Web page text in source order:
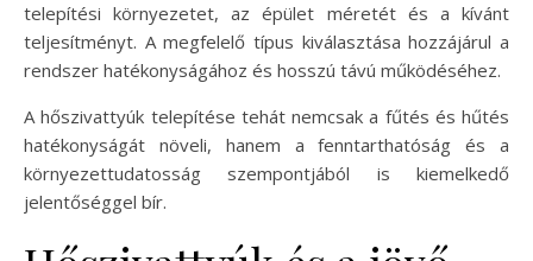
telepítési környezetet, az épület méretét és a kívánt
teljesítményt. A megfelelő típus kiválasztása hozzájárul a
rendszer hatékonyságához és hosszú távú működéséhez.
A hőszivattyúk telepítése tehát nemcsak a fűtés és hűtés
hatékonyságát növeli, hanem a fenntarthatóság és a
környezettudatosság szempontjából is kiemelkedő
jelentőséggel bír.